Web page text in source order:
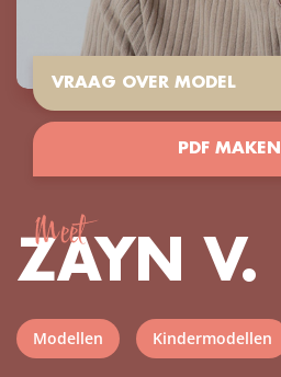
VRAAG OVER MODEL
PDF MAKEN
Meet
ZAYN V.
Modellen Kindermodellen